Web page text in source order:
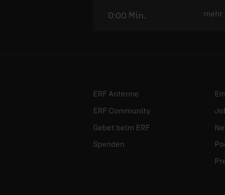
mehr
0:00 Min.
ERF Antenne
ERF Community
Gebet beim ERF
Spenden